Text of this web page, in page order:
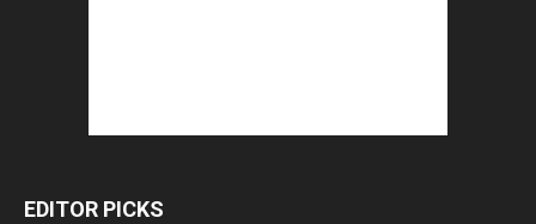
EDITOR PICKS